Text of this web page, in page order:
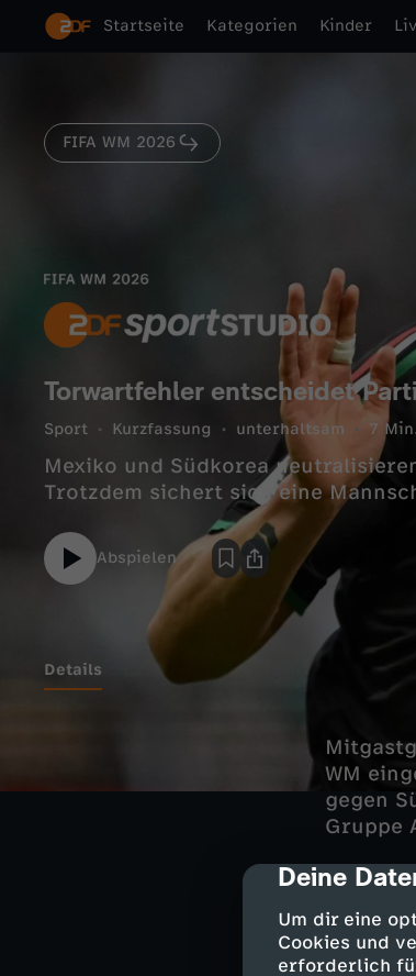
cmp-
Deine
Um dir eine
Cookies und
erforderlich
Startseite Kategorien Kinder
FIFA WM 2026
Torwartfehler entscheidet
Sport Kurzfassung unterhaltsam 7
Mexiko und Südkorea
Trotzdem sichert sich eine
Abspielen
Details
WM
gegen
Gruppe
Das